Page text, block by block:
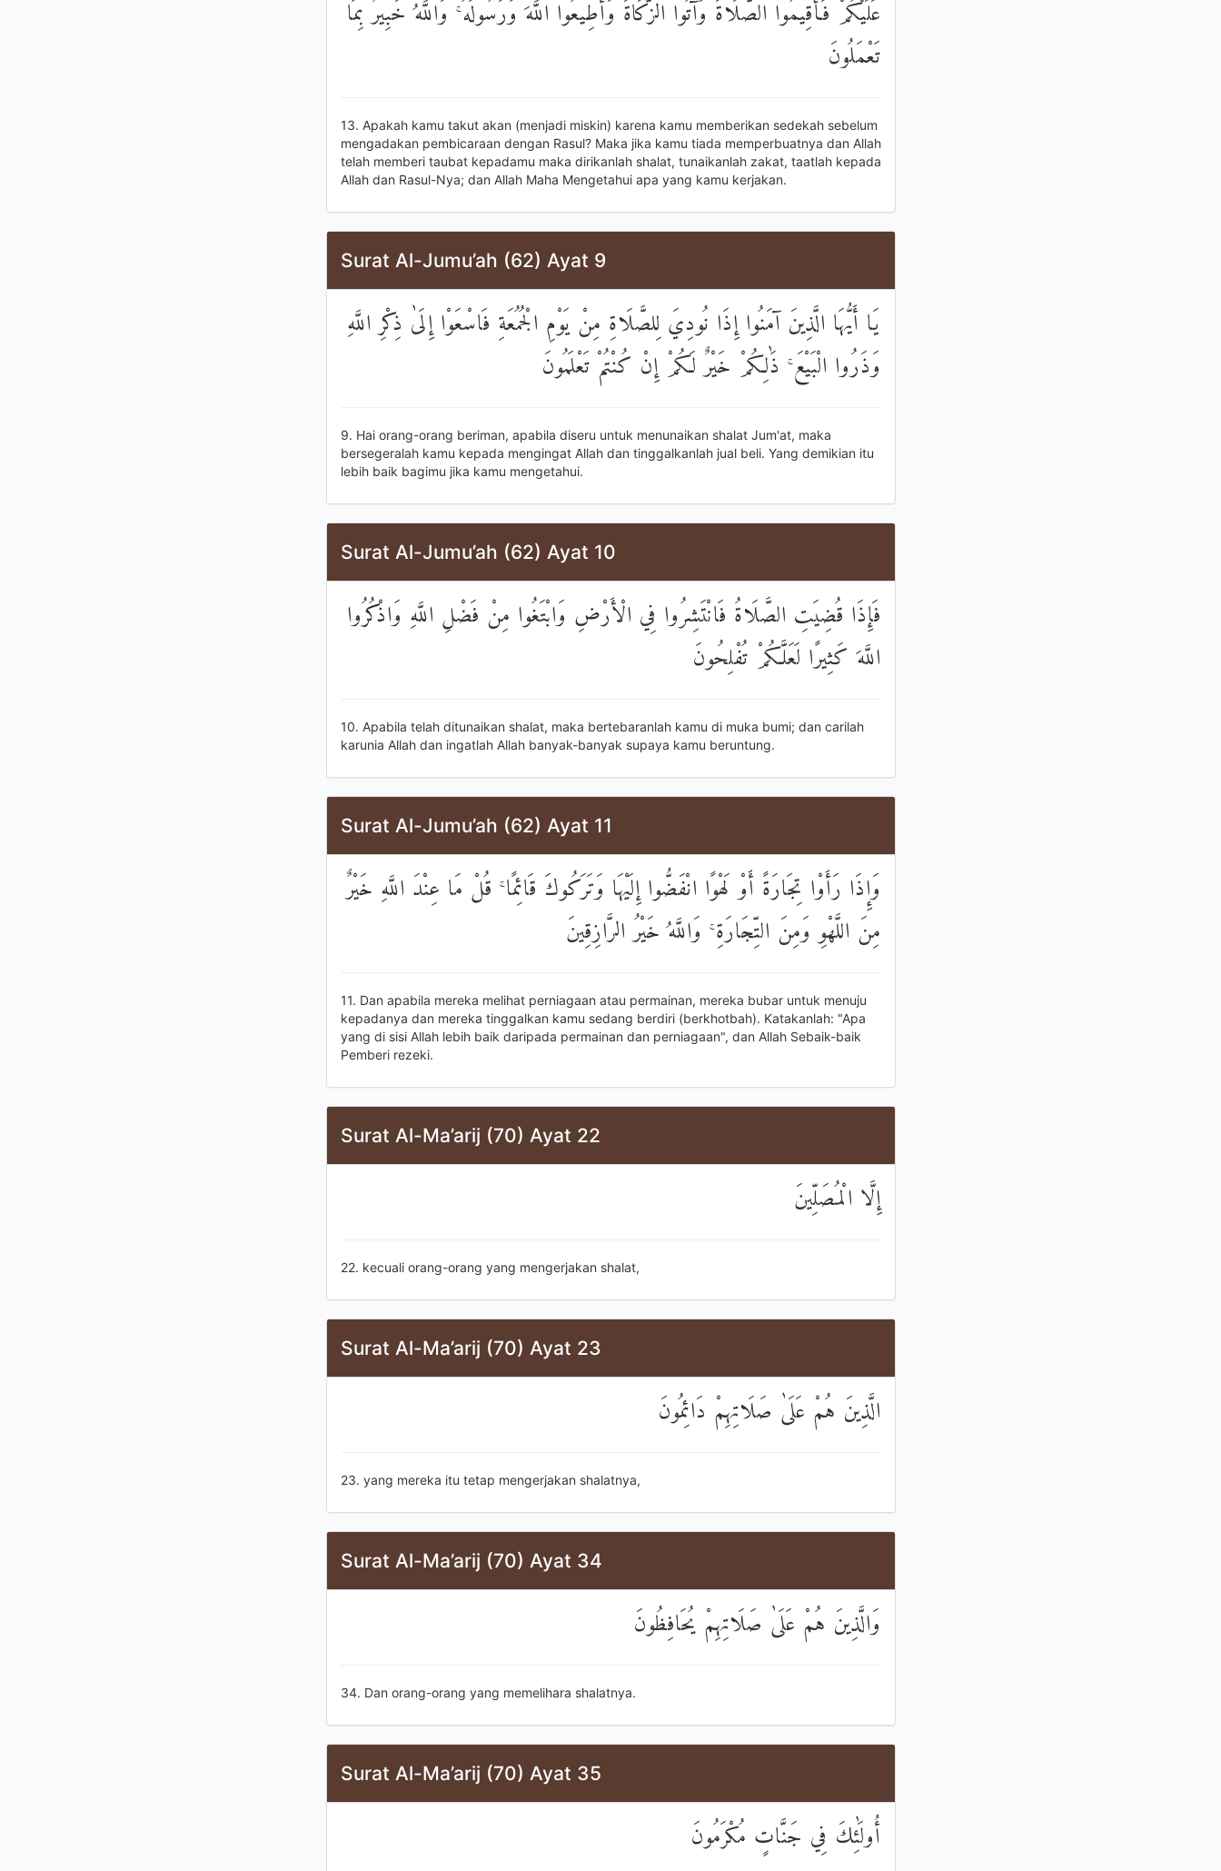
عَلَيْكُمْ فَأَقِيمُوا الصَّلَاةَ وَآتُوا الزَّكَاةَ وَأَطِيعُوا اللَّهَ وَرَسُولَهُ ۚ وَاللَّهُ خَبِيرٌ بِمَا
تَعْمَلُونَ
13. Apakah kamu takut akan (menjadi miskin) karena kamu memberikan sedekah sebelum
mengadakan pembicaraan dengan Rasul? Maka jika kamu tiada memperbuatnya dan Allah
telah memberi taubat kepadamu maka dirikanlah shalat, tunaikanlah zakat, taatlah kepada
Allah dan Rasul-Nya; dan Allah Maha Mengetahui apa yang kamu kerjakan.
Surat Al-Jumu’ah (62) Ayat 9
يَا أَيُّهَا الَّذِينَ آمَنُوا إِذَا نُودِيَ لِلصَّلَاةِ مِنْ يَوْمِ الْجُمُعَةِ فَاسْعَوْا إِلَىٰ ذِكْرِ اللَّهِ
وَذَرُوا الْبَيْعَ ۚ ذَٰلِكُمْ خَيْرٌ لَكُمْ إِنْ كُنْتُمْ تَعْلَمُونَ
9. Hai orang-orang beriman, apabila diseru untuk menunaikan shalat Jum'at, maka
bersegeralah kamu kepada mengingat Allah dan tinggalkanlah jual beli. Yang demikian itu
lebih baik bagimu jika kamu mengetahui.
Surat Al-Jumu’ah (62) Ayat 10
فَإِذَا قُضِيَتِ الصَّلَاةُ فَانْتَشِرُوا فِي الْأَرْضِ وَابْتَغُوا مِنْ فَضْلِ اللَّهِ وَاذْكُرُوا
اللَّهَ كَثِيرًا لَعَلَّكُمْ تُفْلِحُونَ
10. Apabila telah ditunaikan shalat, maka bertebaranlah kamu di muka bumi; dan carilah
karunia Allah dan ingatlah Allah banyak-banyak supaya kamu beruntung.
Surat Al-Jumu’ah (62) Ayat 11
وَإِذَا رَأَوْا تِجَارَةً أَوْ لَهْوًا انْفَضُّوا إِلَيْهَا وَتَرَكُوكَ قَائِمًا ۚ قُلْ مَا عِنْدَ اللَّهِ خَيْرٌ
مِنَ اللَّهْوِ وَمِنَ التِّجَارَةِ ۚ وَاللَّهُ خَيْرُ الرَّازِقِينَ
11. Dan apabila mereka melihat perniagaan atau permainan, mereka bubar untuk menuju
kepadanya dan mereka tinggalkan kamu sedang berdiri (berkhotbah). Katakanlah: "Apa
yang di sisi Allah lebih baik daripada permainan dan perniagaan", dan Allah Sebaik-baik
Pemberi rezeki.
Surat Al-Ma’arij (70) Ayat 22
إِلَّا الْمُصَلِّينَ
22. kecuali orang-orang yang mengerjakan shalat,
Surat Al-Ma’arij (70) Ayat 23
الَّذِينَ هُمْ عَلَىٰ صَلَاتِهِمْ دَائِمُونَ
23. yang mereka itu tetap mengerjakan shalatnya,
Surat Al-Ma’arij (70) Ayat 34
وَالَّذِينَ هُمْ عَلَىٰ صَلَاتِهِمْ يُحَافِظُونَ
34. Dan orang-orang yang memelihara shalatnya.
Surat Al-Ma’arij (70) Ayat 35
أُولَٰئِكَ فِي جَنَّاتٍ مُكْرَمُونَ